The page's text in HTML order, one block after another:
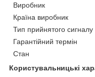
Виробник
Країна виробник
Тип прийнятого сигналу
Гарантійний термін
Стан
Користувальницькі